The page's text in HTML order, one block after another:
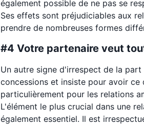
également possible de ne pas se
Ses effets sont préjudiciables aux
prendre de nombreuses formes
#4 Votre partenaire veut
Un autre signe d'irrespect de la
concessions et insiste pour avoir
particulièrement pour les relations
L'élément le plus crucial dans une
également essentiel. Il est